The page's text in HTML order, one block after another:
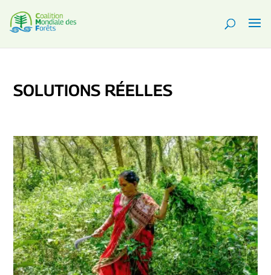
SOLUTIONS RÉELLES